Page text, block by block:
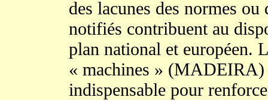
des lacunes des normes
notifiés contribuent au
plan national et européen.
« machines » (MADEIRA)
indispensable pour